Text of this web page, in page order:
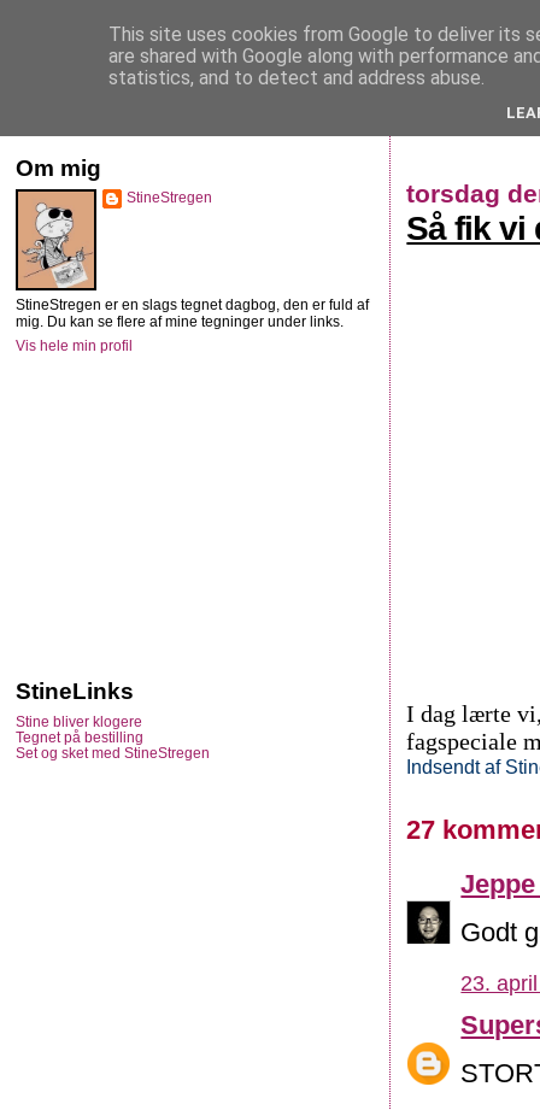
StineStregen
torsdag
Så fik vi
I dag lærte
fagspeciale
Indsendt af
27
Godt
23.
Om mig
StineStregen
StineStregen er en slags tegnet dagbog, den er fuld af
mig. Du kan se flere af mine tegninger under links.
Vis hele min profil
StineLinks
Stine bliver klogere
Tegnet på bestilling
Set og sket med StineStregen
This site uses cookies from Google to deliver its
are shared with Google along with performance
statistics, and to detect and address abuse.